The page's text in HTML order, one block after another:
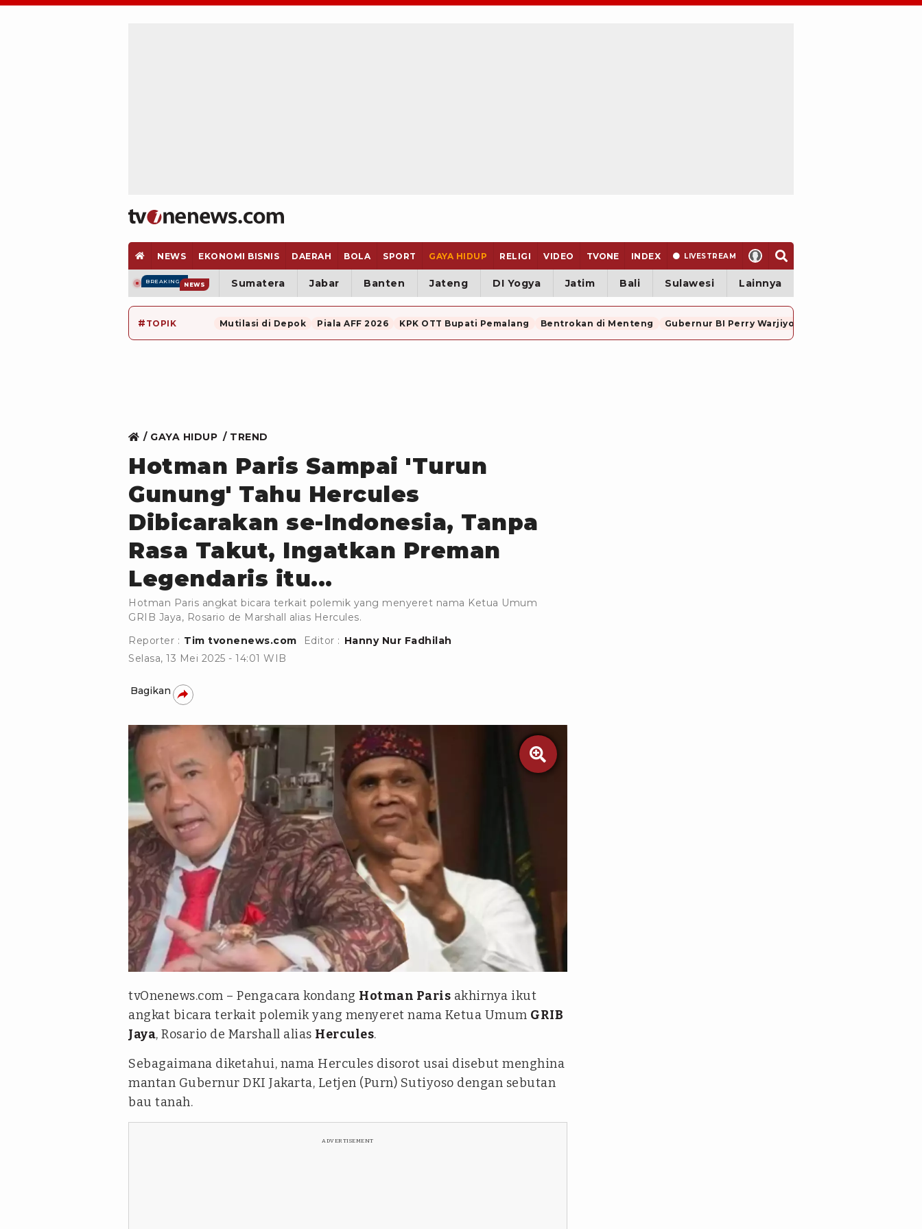
NEWS EKONOMI BISNIS DAERAH BOLA SPORT GAYA HIDUP RELIGI VIDEO TVONE INDEX LIVESTREAM
BREAKING NEWS Sumatera Jabar Banten Jateng DI Yogya Jatim Bali Sulawesi Lainnya
# TOPIK Mutilasi di Depok Piala AFF 2026 KPK OTT Bupati Pemalang Bentrokan di Menteng Gubernur BI Perry Warjiyo Mundur
GAYA HIDUP TREND
Hotman Paris Sampai 'Turun
Gunung' Tahu Hercules
Dibicarakan se-Indonesia, Tanpa
Rasa Takut, Ingatkan Preman
Legendaris itu...
Hotman Paris angkat bicara terkait polemik yang menyeret nama Ketua Umum
GRIB Jaya, Rosario de Marshall alias Hercules.
Reporter : Tim tvonenews.com Editor : Hanny Nur Fadhilah
Selasa, 13 Mei 2025 - 14:01 WIB
Bagikan

Kolase
tvOnenews.com – Pengacara kondang Hotman Paris akhirnya ikut
angkat bicara terkait polemik yang menyeret nama Ketua Umum GRIB
Jaya, Rosario de Marshall alias Hercules.
Sebagaimana diketahui, nama Hercules disorot usai disebut menghina
mantan Gubernur DKI Jakarta, Letjen (Purn) Sutiyoso dengan sebutan
bau tanah.
ADVERTISEMENT